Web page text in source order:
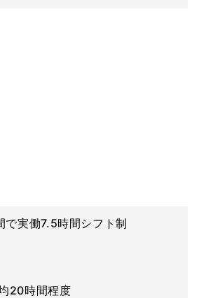
実働7.5時間シフト制
20時間程度